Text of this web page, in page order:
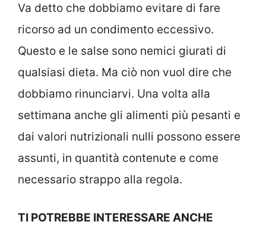
Va detto che dobbiamo evitare di fare
ricorso ad un condimento eccessivo.
Questo e le salse sono nemici giurati di
qualsiasi dieta. Ma ciò non vuol dire che
dobbiamo rinunciarvi. Una volta alla
settimana anche gli alimenti più pesanti e
dai valori nutrizionali nulli possono essere
assunti, in quantità contenute e come
necessario strappo alla regola.
TI POTREBBE INTERESSARE ANCHE